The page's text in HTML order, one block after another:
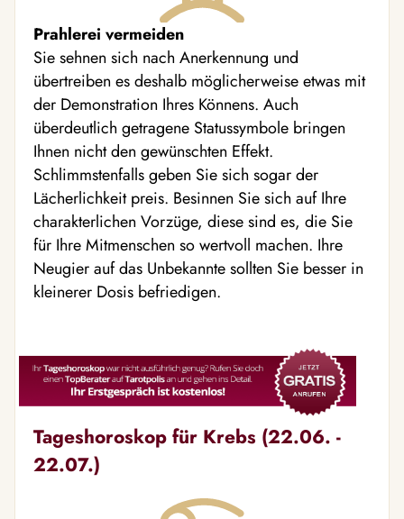
Prahlerei vermeiden
Sie sehnen sich nach Anerkennung und
übertreiben es deshalb möglicherweise etwas mit
der Demonstration Ihres Könnens. Auch
überdeutlich getragene Statussymbole bringen
Ihnen nicht den gewünschten Effekt.
Schlimmstenfalls geben Sie sich sogar der
Lächerlichkeit preis. Besinnen Sie sich auf Ihre
charakterlichen Vorzüge, diese sind es, die Sie
für Ihre Mitmenschen so wertvoll machen. Ihre
Neugier auf das Unbekannte sollten Sie besser in
kleinerer Dosis befriedigen.
Tageshoroskop für Krebs (22.06. -
22.07.)